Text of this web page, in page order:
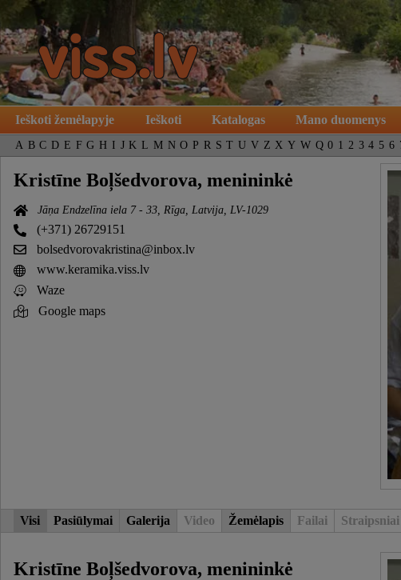
Ieškoti žemėlapyje Ieškoti Katalogas Mano duomenys
A B C D E F G H I J K L M N O P R S T U V Z X Y W Q 0 1 2 3 4 5 6
Kristīne Boļšedvorova, menininkė
Jāņa Endzelīna iela 7 - 33, Rīga, Latvija, LV-1029
(+371) 26729151
bolsedvorovakristina@inbox.lv
www.keramika.viss.lv
Waze
Google maps
Visi Pasiūlymai Galerija Video Žemėlapis Failai Straipsniai
Kristīne Boļšedvorova, menininkė